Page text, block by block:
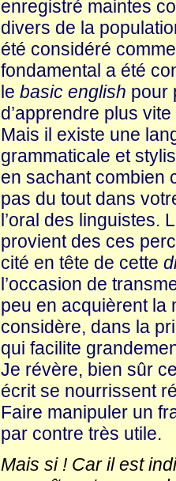
enregistré maintes
divers de la
été considéré
fondamental a été
le basic english pour
d’apprendre plus
Mais il existe une
grammaticale et
en sachant combien
pas du tout dans
l’oral des linguistes.
provient des ces
cité en tête de cette
l’occasion de
peu en acquièrent la
considère, dans la
qui facilite
Je révère, bien sûr
écrit se nourrissent
Faire manipuler un
par contre très utile.
Mais si ! Car il est